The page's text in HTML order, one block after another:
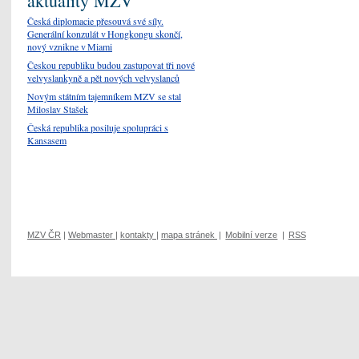
Česká diplomacie přesouvá své síly.
Generální konzulát v Hongkongu skončí,
nový vznikne v Miami
Českou republiku budou zastupovat tři nové
velvyslankyně a pět nových velvyslanců
Novým státním tajemníkem MZV se stal
Miloslav Stašek
Česká republika posiluje spolupráci s
Kansasem
MZV ČR | Webmaster | kontakty | mapa stránek | Mobilní verze | RSS